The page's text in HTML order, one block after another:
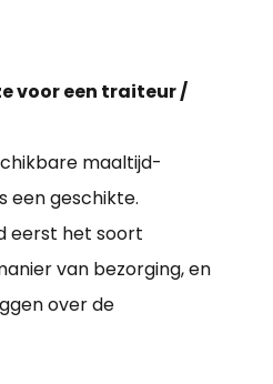
voor een traiteur /
maaltijd-
een geschikte.
eerst het soort
van bezorging, en
over de